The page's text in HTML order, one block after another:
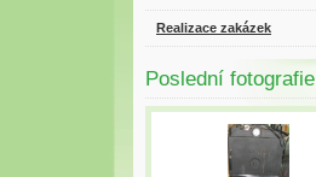
Realizace zakázek
Poslední fotografie